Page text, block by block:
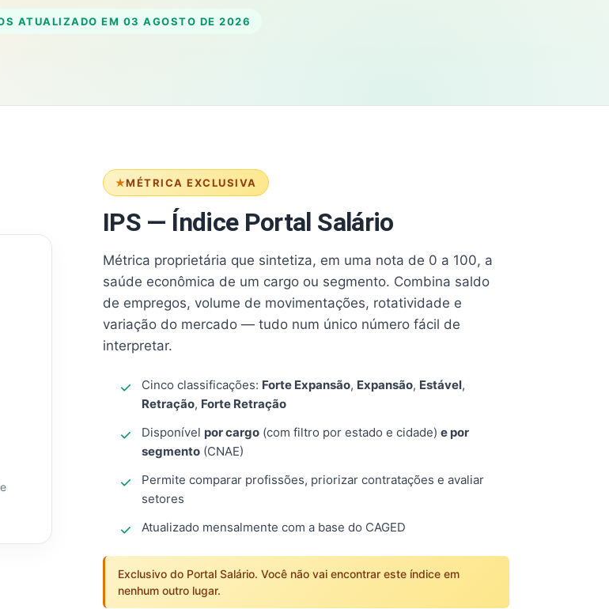
ATUALIZADO EM 03 AGOSTO DE 2026
MÉTRICA EXCLUSIVA
IPS — Índice Portal Salário
Métrica proprietária que sintetiza, em uma nota de 0 a 100, a
saúde econômica de um cargo ou segmento. Combina saldo
de empregos, volume de movimentações, rotatividade e
variação do mercado — tudo num único número fácil de
interpretar.
Cinco classificações: Forte Expansão, Expansão, Estável,
Retração, Forte Retração
Disponível por cargo (com filtro por estado e cidade) e por
segmento (CNAE)
Permite comparar profissões, priorizar contratações e avaliar
setores
Atualizado mensalmente com a base do CAGED
Exclusivo do Portal Salário. Você não vai encontrar este índice em
nenhum outro lugar.